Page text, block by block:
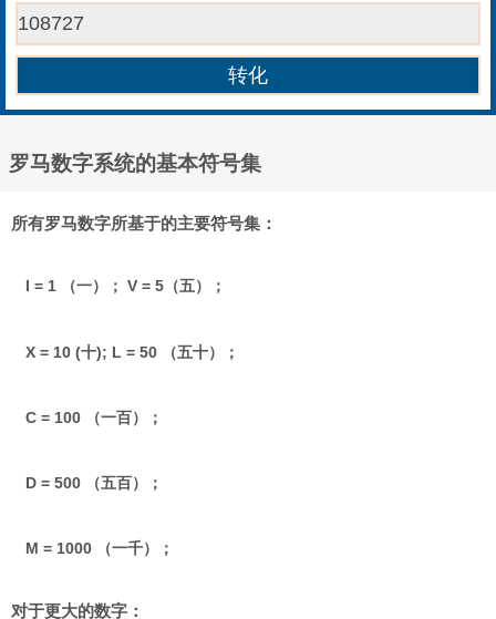
罗马数字系统的基本符号集
所有罗马数字所基于的主要符号集：
I = 1 （一）； V = 5（五）；
X = 10 (十); L = 50 （五十）；
C = 100 （一百）；
D = 500 （五百）；
M = 1000 （一千）；
对于更大的数字：